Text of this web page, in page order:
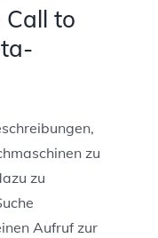
Call to
zu
zu
Aufruf zur